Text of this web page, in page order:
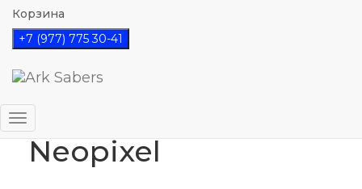
Корзина
+7 (977) 775 30-41
Переключить
навигацию
Инструкция к
Neopixel